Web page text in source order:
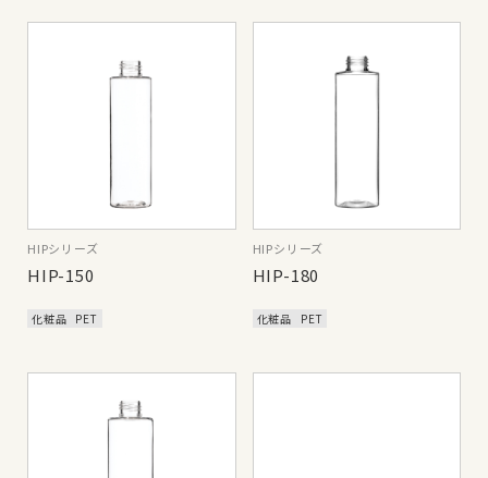
HIPシリーズ
HIP-150
化粧品 PET
HIPシリーズ
HIP-180
化粧品 PET